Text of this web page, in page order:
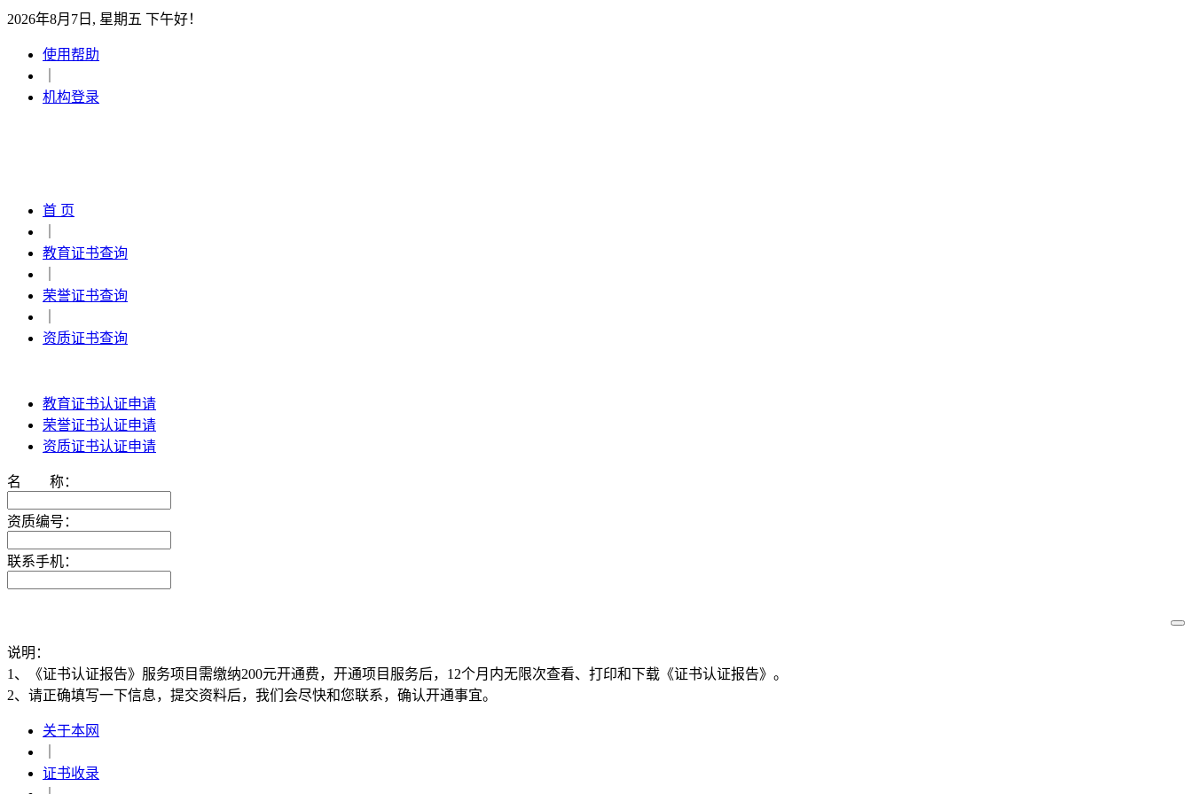
2026年8月7日, 星期五 下午好！
使用帮助
机构登录
首 页
教育证书查询
荣誉证书查询
资质证书查询
教育证书认证申请
荣誉证书认证申请
资质证书认证申请
名 称：
资质编号：
联系手机：
说明：
1、《证书认证报告》服务项目需缴纳200元开通费，开通项目服务后，12个月内无限次查看、打印和下载《证书认证报告》。
2、请正确填写一下信息，提交资料后，我们会尽快和您联系，确认开通事宜。
关于本网
证书收录